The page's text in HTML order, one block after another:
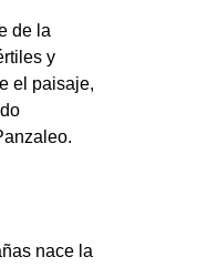
de la
y
el paisaje,
nace la